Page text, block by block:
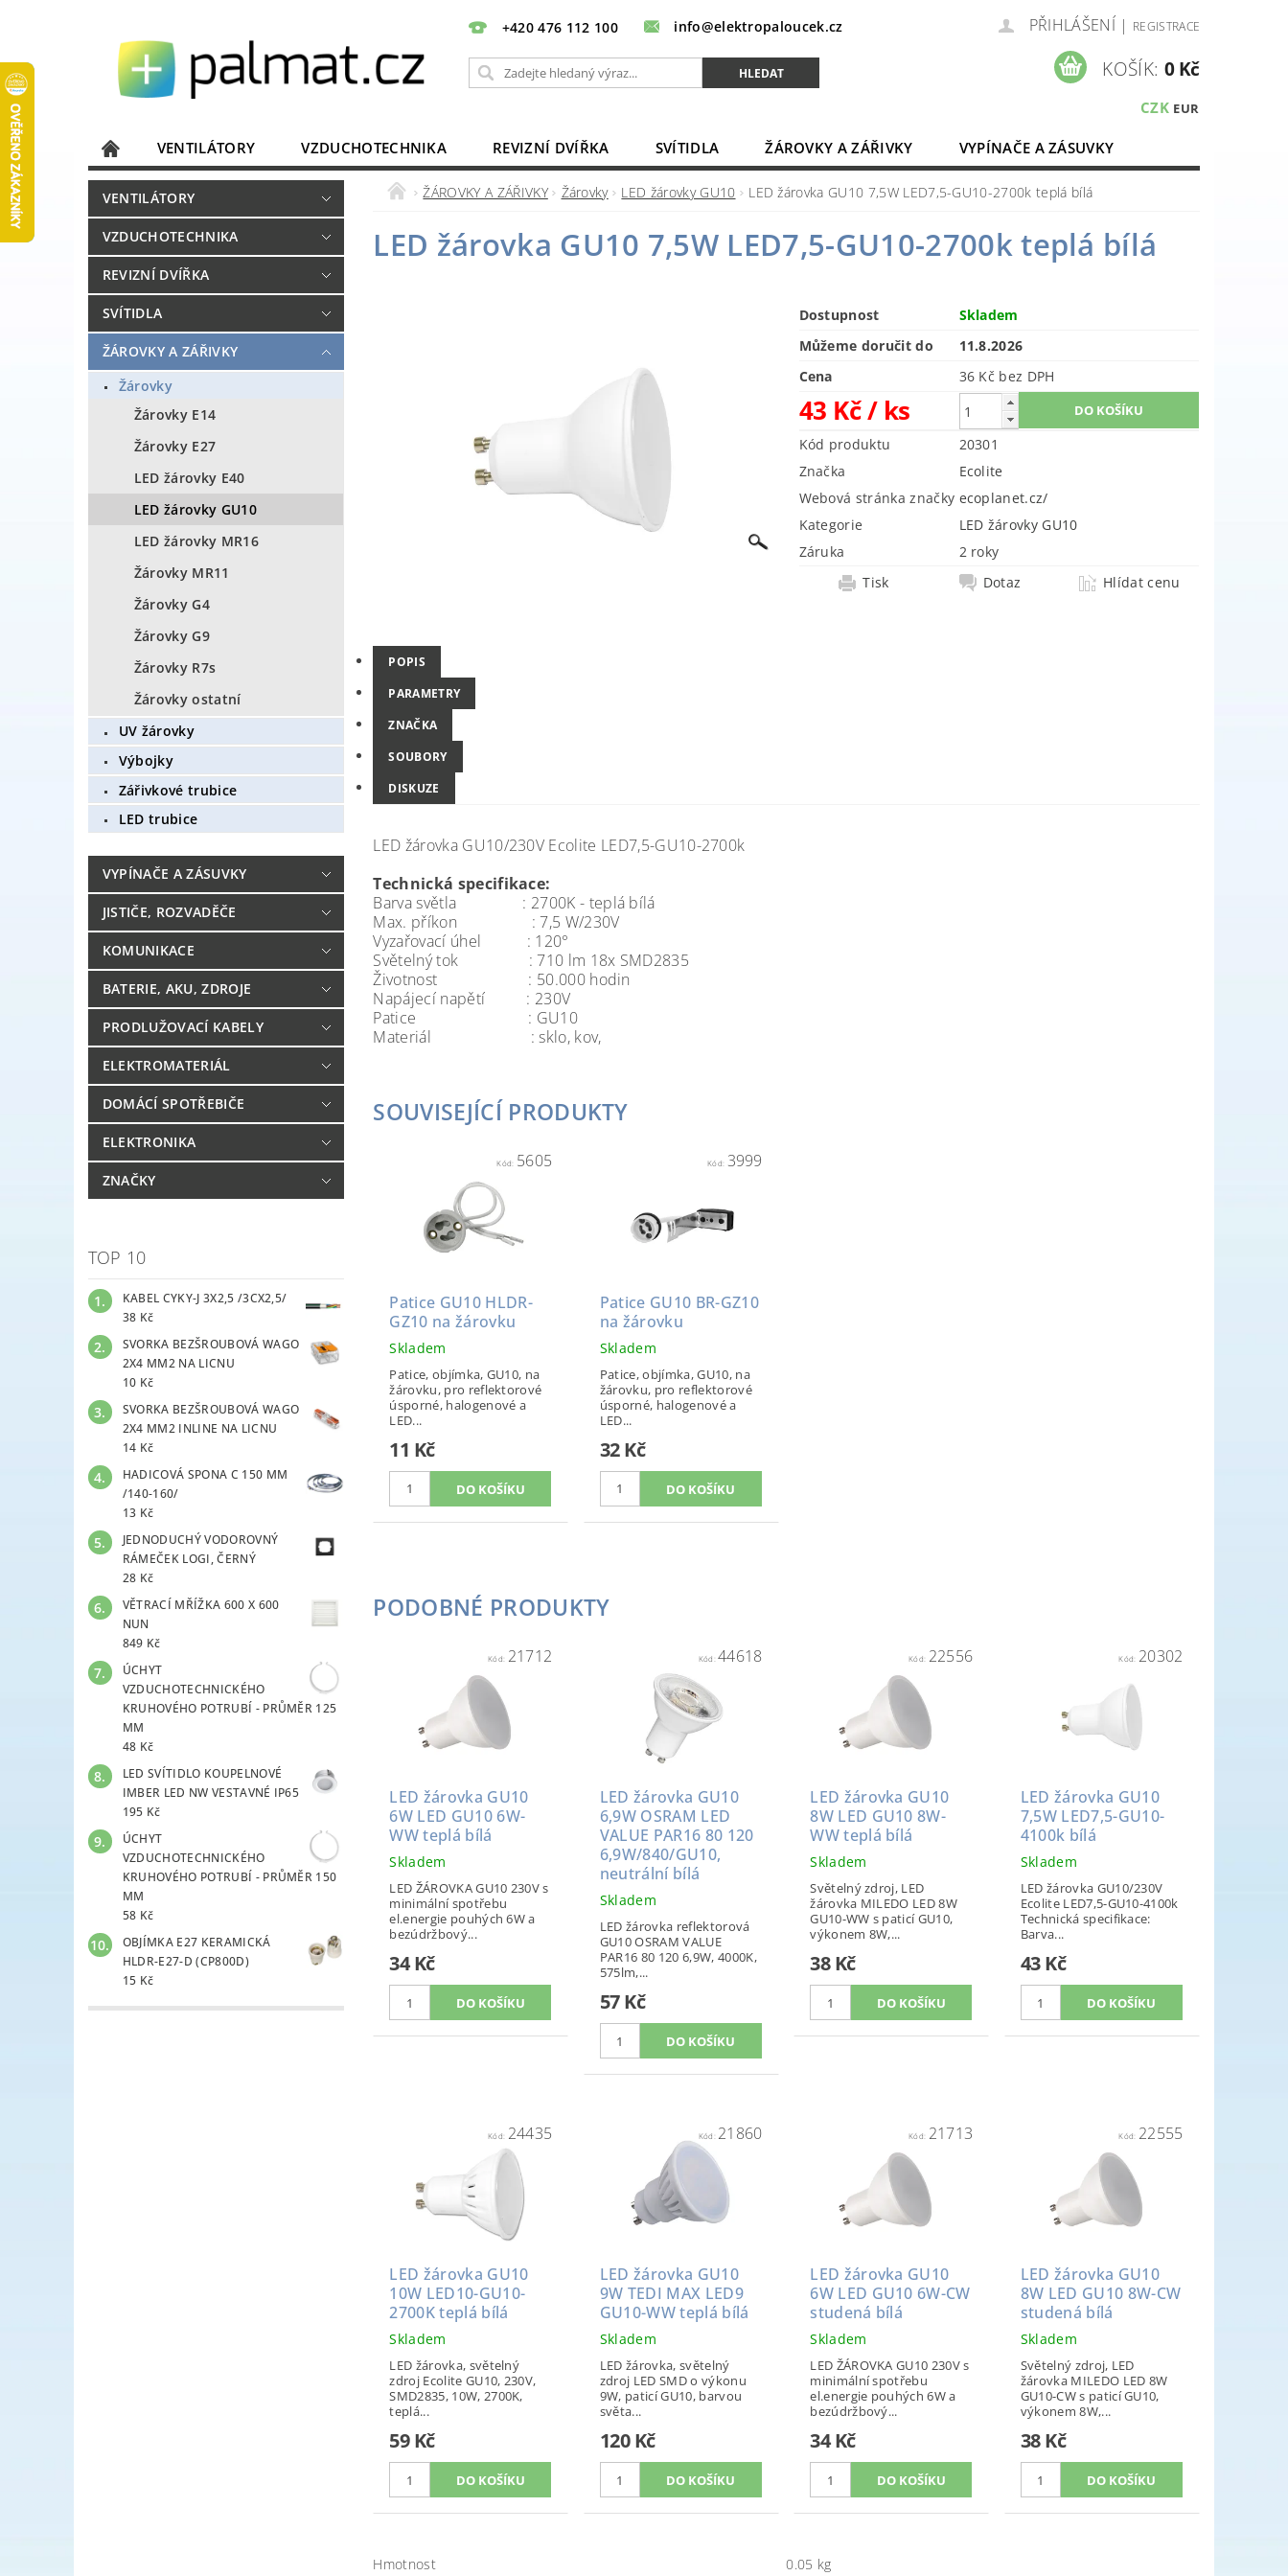
+420 476 112 100 info@elektropaloucek.cz PŘIHLÁŠENÍ | REGISTRACE
CZK EUR
KOŠÍK: 0 Kč
VENTILÁTORY VZDUCHOTECHNIKA REVIZNÍ DVÍŘKA SVÍTIDLA ŽÁROVKY A ZÁŘIVKY
VYPÍNAČE A ZÁSUVKY
JISTIČE, ROZVADĚČE
KOMUNIKACE BATERIE, AKU, ZDROJE
DOMÁCÍ SPOTŘEBIČE
ELEKTRONIKA
VENTILÁTORY
VZDUCHOTECHNIKA
REVIZNÍ DVÍŘKA
SVÍTIDLA
ŽÁROVKY A ZÁŘIVKY
Žárovky
Žárovky E14
Žárovky E27
LED žárovky E40
LED žárovky GU10
LED žárovky MR16
Žárovky MR11
Žárovky G4
Žárovky G9
Žárovky R7s
Žárovky ostatní
UV žárovky
Výbojky
Zářivkové trubice
LED trubice
VYPÍNAČE A ZÁSUVKY
JISTIČE, ROZVADĚČE
KOMUNIKACE
BATERIE, AKU, ZDROJE
PRODLUŽOVACÍ KABELY
ELEKTROMATERIÁL
DOMÁCÍ SPOTŘEBIČE
ELEKTRONIKA
ZNAČKY
TOP 10
KABEL CYKY-J 3X2,5 /3CX2,5/
38 Kč
SVORKA BEZŠROUBOVÁ WAGO
2X4 MM2 NA LICNU
10 Kč
SVORKA BEZŠROUBOVÁ WAGO
2X4 MM2 INLINE NA LICNU
14 Kč
HADICOVÁ SPONA C 150 MM
/140-160/
13 Kč
JEDNODUCHÝ VODOROVNÝ
RÁMEČEK LOGI, ČERNÝ
28 Kč
VĚTRACÍ MŘÍŽKA 600 X 600
NUN
849 Kč
ÚCHYT
VZDUCHOTECHNICKÉHO
KRUHOVÉHO POTRUBÍ - PRŮMĚR 125
MM
48 Kč
LED SVÍTIDLO KOUPELNOVÉ
IMBER LED NW VESTAVNÉ IP65
195 Kč
ÚCHYT
VZDUCHOTECHNICKÉHO
KRUHOVÉHO POTRUBÍ - PRŮMĚR 150
MM
58 Kč
OBJÍMKA E27 KERAMICKÁ
HLDR-E27-D (CP800D)
15 Kč
ŽÁROVKY A ZÁŘIVKY Žárovky LED žárovky GU10 LED žárovka GU10 7,5W LED7,5-GU10-2700k teplá bílá
LED žárovka GU10 7,5W LED7,5-GU10-2700k teplá bílá
Dostupnost
Skladem
Můžeme doručit do
11.8.2026
Cena
36 Kč bez DPH
43 Kč/ ks
Kód produktu
20301
Značka
Ecolite
Webová stránka značky ecoplanet.cz/
Kategorie
LED žárovky GU10
Záruka
2 roky
Tisk
Dotaz Hlídat cenu
POPIS
PARAMETRY
ZNAČKA
SOUBORY
DISKUZE
LED žárovka GU10/230V Ecolite LED7,5-GU10-2700k
Technická specifikace:
Barva světla : 2700K - teplá bílá
Max. příkon : 7,5 W/230V
Vyzařovací úhel : 120°
Světelný tok : 710 lm 18x SMD2835
Životnost : 50.000 hodin
Napájecí napětí : 230V
Patice : GU10
Materiál : sklo, kov,
SOUVISEJÍCÍ PRODUKTY
Kód: 5605
Patice GU10 HLDR-
GZ10 na žárovku
Skladem
Patice, objímka, GU10, na
žárovku, pro reflektorové
úsporné, halogenové a
LED...
11 Kč
Kód: 3999
Patice GU10 BR-GZ10
na žárovku
Skladem
Patice, objímka, GU10, na
žárovku, pro reflektorové
úsporné, halogenové a
LED...
32 Kč
PODOBNÉ PRODUKTY
Kód: 21712
LED žárovka GU10
6W LED GU10 6W-
WW teplá bílá
Skladem
LED ŽÁROVKA GU10 230V s
minimální spotřebu
el.energie pouhých 6W a
bezúdržbový...
34 Kč
Kód:44618
LED žárovka GU10
6,9W OSRAM LED
VALUE PAR16 80 120
6,9W/840/GU10,
neutrální bílá
Skladem
LED žárovka reflektorová
GU10 OSRAM VALUE
PAR16 80 120 6,9W, 4000K,
575lm,...
57 Kč
Kód: 22556
LED žárovka GU10
8W LED GU10 8W-
WW teplá bílá
Skladem
Světelný zdroj, LED
žárovka MILEDO LED 8W
GU10-WW s paticí GU10,
výkonem 8W,...
38 Kč
Kód: 20302
LED žárovka GU10
7,5W LED7,5-GU10-
4100k bílá
Skladem
LED žárovka GU10/230V
Ecolite LED7,5-GU10-4100k
Technická specifikace:
Barva...
43 Kč
Kód: 24435
LED žárovka GU10
10W LED10-GU10-
2700K teplá bílá
Skladem
LED žárovka, světelný
zdroj Ecolite GU10, 230V,
SMD2835, 10W, 2700K,
teplá...
59 Kč
Kód: 21860
LED žárovka GU10
9W TEDI MAX LED9
GU10-WW teplá bílá
Skladem
LED žárovka, světelný
zdroj LED SMD o výkonu
9W, paticí GU10, barvou
světa...
120 Kč
Kód: 21713
LED žárovka GU10
6W LED GU10 6W-CW
studená bílá
Skladem
LED ŽÁROVKA GU10 230V s
minimální spotřebu
el.energie pouhých 6W a
bezúdržbový...
34 Kč
Kód: 22555
LED žárovka GU10
8W LED GU10 8W-CW
studená bílá
Skladem
Světelný zdroj, LED
žárovka MILEDO LED 8W
GU10-CW s paticí GU10,
výkonem 8W,...
38 Kč
Hmotnost
0.05 kg